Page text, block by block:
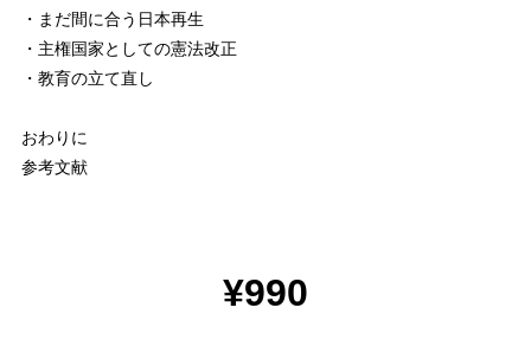
・まだ間に合う日本再生
・主権国家としての憲法改正
・教育の立て直し
おわりに
参考文献
¥990